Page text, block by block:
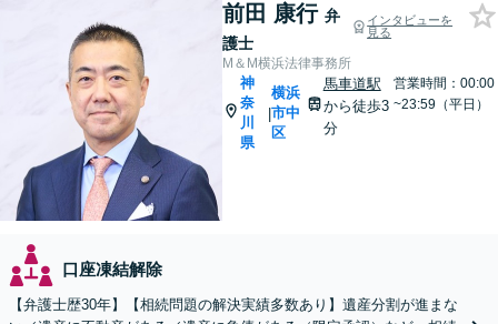
前田 康行 弁
護士
インタビューを
見る
M＆M横浜法律事務所
神
奈
川
県
|
横浜
市中
区
馬車道駅
から徒歩3
分
営業時間：00:00
~23:59（平日）
口座凍結解除
【弁護士歴30年】【相続問題の解決実績多数あり】遺産分割が進まな